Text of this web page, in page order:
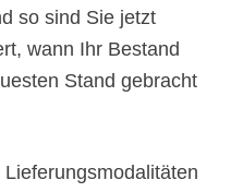
so sind Sie jetzt
wann Ihr Bestand
Stand gebracht